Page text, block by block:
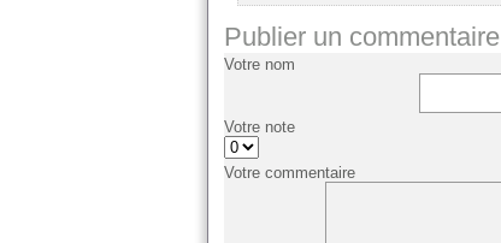
Publier un commentaire
Votre nom
Votre note
Votre commentaire